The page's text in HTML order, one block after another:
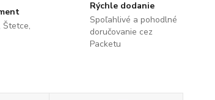
Štetce,
Rýchle dodanie
Spoľahlivé a pohodlné
doručovanie cez
Packetu